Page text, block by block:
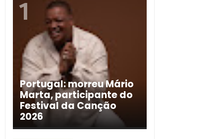
Portugal: morreu Mário
Marta, participante do
Festival da Canção
2026